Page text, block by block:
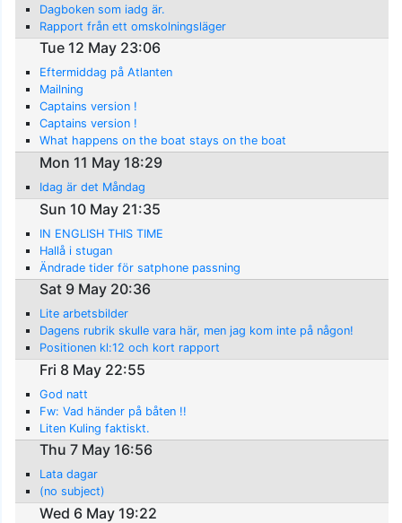
Dagboken som iadg är.
Rapport från ett omskolningsläger
Tue 12 May 23:06
Eftermiddag på Atlanten
Mailning
Captains version !
Captains version !
What happens on the boat stays on the boat
Mon 11 May 18:29
Idag är det Måndag
Sun 10 May 21:35
IN ENGLISH THIS TIME
Hallå i stugan
Ändrade tider för satphone passning
Sat 9 May 20:36
Lite arbetsbilder
Dagens rubrik skulle vara här, men jag kom inte på någon!
Positionen kl:12 och kort rapport
Fri 8 May 22:55
God natt
Fw: Vad händer på båten !!
Liten Kuling faktiskt.
Thu 7 May 16:56
Lata dagar
(no subject)
Wed 6 May 19:22